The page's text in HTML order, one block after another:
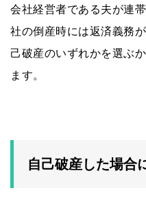
会社経営者である夫が連
社の倒産時には返済義務
己破産のいずれかを選ぶ
ます。
自己破産した場合